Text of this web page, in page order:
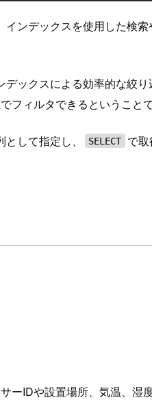
インデックスを使用した検
ックスによる効率的な絞
フィルタできるということで
して指定し、 SELECT で
ーIDや設置場所、気温、湿